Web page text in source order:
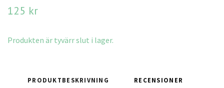
125 kr
Produkten är tyvärr slut i lager.
PRODUKTBESKRIVNING RECENSIONER